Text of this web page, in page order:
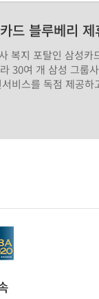
드 블루베리
복지 포탈인 삼성카
30여 개 삼성 그룹
비스를 독점 제공하